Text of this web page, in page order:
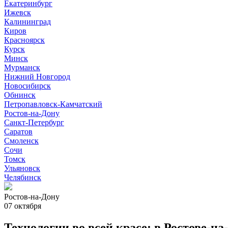
Екатеринбург
Ижевск
Калининград
Киров
Красноярск
Курск
Минск
Мурманск
Нижний Новгород
Новосибирск
Обнинск
Петропавловск-Камчатский
Ростов-на-Дону
Санкт-Петербург
Саратов
Смоленск
Сочи
Томск
Ульяновск
Челябинск
Ростов-на-Дону
07 октября